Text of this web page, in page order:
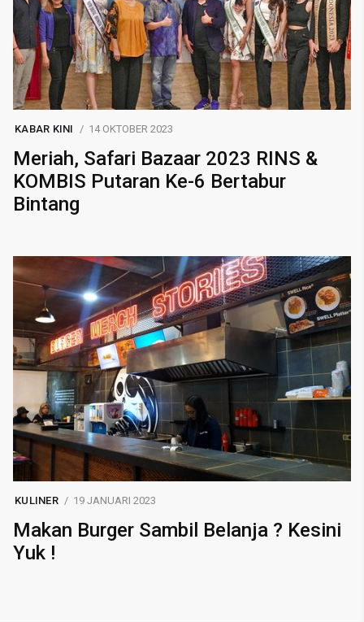
KABAR KINI 14 OKTOBER 2023
Meriah, Safari Bazaar 2023 RINS &
KOMBIS Putaran Ke-6 Bertabur
Bintang
KULINER 19 JANUARI 2023
Makan Burger Sambil Belanja ? Kesini
Yuk !